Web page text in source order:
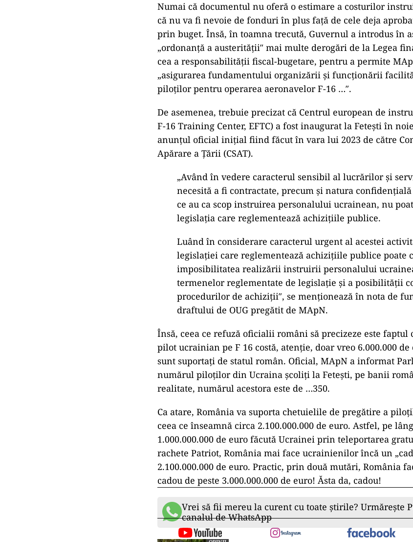
Numai că documentul nu oferă o estimare a costurilor
că nu va fi nevoie de fonduri în plus față de cele deja
prin buget. Însă, în toamna trecută, Guvernul a introdus în
„ordonanță a austerității″ mai multe derogări de la Legea
cea a responsabilității fiscal-bugetare, pentru a permite
„asigurarea fundamentului organizării și funcționării
piloților pentru operarea aeronavelor F-16 …″.
De asemenea, trebuie precizat că Centrul european de
F-16 Training Center, EFTC) a fost inaugurat la Fetești în
anunțul oficial inițial fiind făcut în vara lui 2023 de către
Apărare a Țării (CSAT).
„Având în vedere caracterul sensibil al lucrărilor și
necesită a fi contractate, precum și natura
ce au ca scop instruirea personalului ucrainean, nu
legislația care reglementează achizițiile publice.
Luând în considerare caracterul urgent al acestei
legislației care reglementează achizițiile publice poate
imposibilitatea realizării instruirii personalului
termenelor reglementate de legislație și a posibilității
procedurilor de achiziții″, se menționează în nota de
draftului de OUG pregătit de MApN.
Însă, ceea ce refuză oficialii români să precizeze este
pilot ucrainian pe F 16 costă, atenție, doar vreo 6.000.000
sunt suportați de statul român. Oficial, MApN a informat
numărul piloților din Ucraina școliți la Fetești, pe banii
realitate, numărul acestora este de …350.
Ca atare, România va suporta chetuielile de pregătire a
ceea ce înseamnă circa 2.100.000.000 de euro. Astfel, pe
1.000.000.000 de euro făcută Ucrainei prin teleportarea
rachete Patriot, România mai face ucrainienilor încă un
2.100.000.000 de euro. Practic, prin două mutări, România
cadou de peste 3.000.000.000 de euro! Ăsta da, cadou!
Vrei să fii mereu la curent cu toate știrile? Urmărește
canalul de WhatsApp